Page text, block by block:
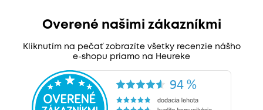
Overené našimi zákazníkmi
Kliknutím na pečať zobrazíte všetky recenzie nášho
e-shopu priamo na Heureke